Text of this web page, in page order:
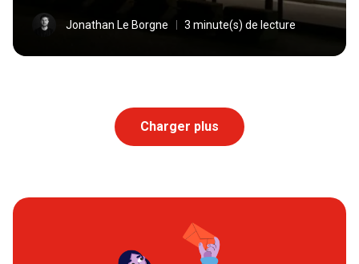
Jonathan Le Borgne 3 minute(s) de lecture
Charger plus